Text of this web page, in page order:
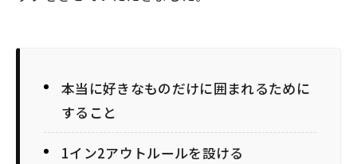
本当に好きなものだけに囲まれるために
すること
1イン2アウトルールを設ける